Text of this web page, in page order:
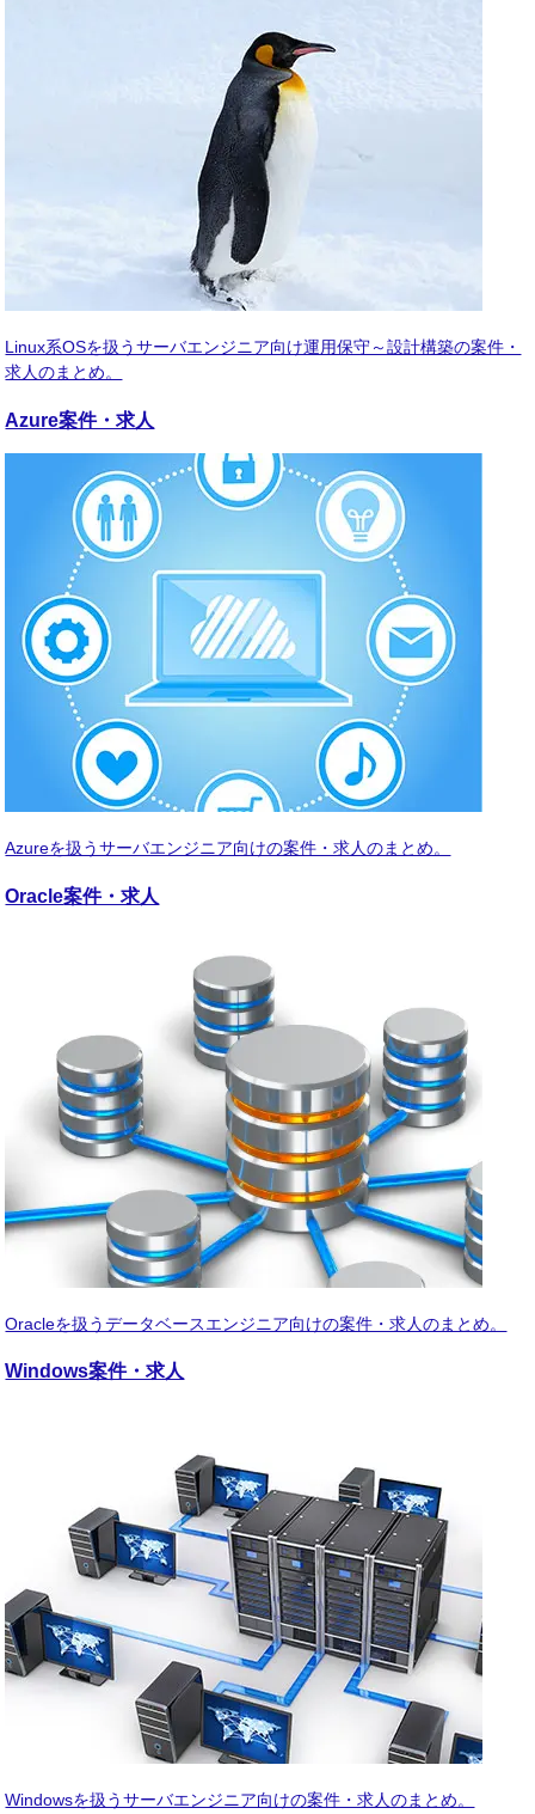
Linux系OSを扱うサーバエンジニア向け運用保守～設計構築の案件・
求人のまとめ。
Azure案件・求人
Azureを扱うサーバエンジニア向けの案件・求人のまとめ。
Oracle案件・求人
Oracleを扱うデータベースエンジニア向けの案件・求人のまとめ。
Windows案件・求人
Windowsを扱うサーバエンジニア向けの案件・求人のまとめ。